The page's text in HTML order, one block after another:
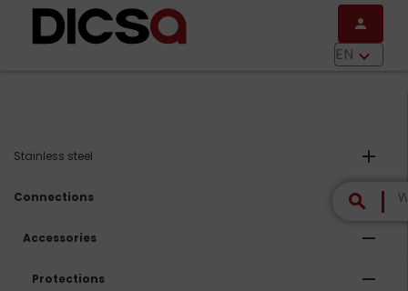
Skip to main content
person
EN keyboard_arrow_down
search
Stainless steel add
Connections remove
Accessories remove
Protections remove